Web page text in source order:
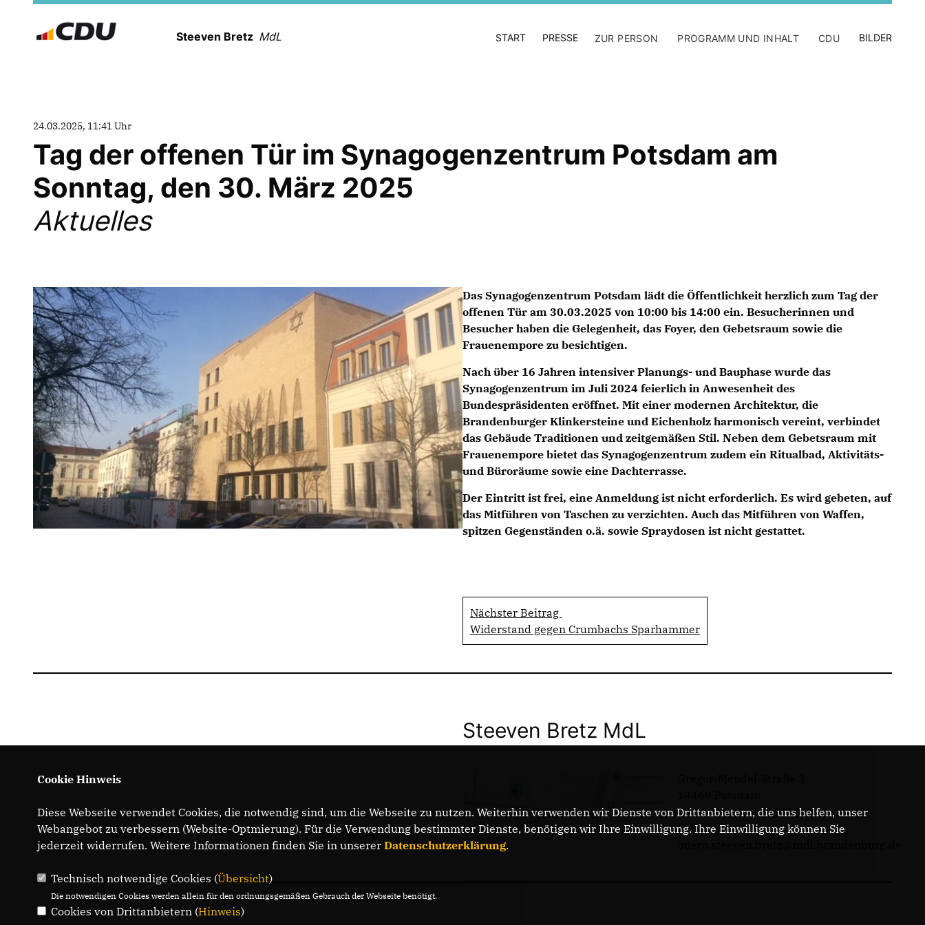
Steeven Bretz MdL START PRESSE ZUR PERSON PROGRAMM UND INHALT CDU BILDER
24.03.2025, 11:41 Uhr
Tag der offenen Tür im Synagogenzentrum Potsdam am
Sonntag, den 30. März 2025
Aktuelles
Das Synagogenzentrum Potsdam lädt die Öffentlichkeit herzlich zum Tag der
offenen Tür am 30.03.2025 von 10:00 bis 14:00 ein. Besucherinnen und
Besucher haben die Gelegenheit, das Foyer, den Gebetsraum sowie die
Frauenempore zu besichtigen.
Nach über 16 Jahren intensiver Planungs- und Bauphase wurde das
Synagogenzentrum im Juli 2024 feierlich in Anwesenheit des
Bundespräsidenten eröffnet. Mit einer modernen Architektur, die
Brandenburger Klinkersteine und Eichenholz harmonisch vereint, verbindet
das Gebäude Traditionen und zeitgemäßen Stil. Neben dem Gebetsraum mit
Frauenempore bietet das Synagogenzentrum zudem ein Ritualbad, Aktivitäts-
und Büroräume sowie eine Dachterrasse.
Der Eintritt ist frei, eine Anmeldung ist nicht erforderlich. Es wird gebeten, auf
das Mitführen von Taschen zu verzichten. Auch das Mitführen von Waffen,
spitzen Gegenständen o.ä. sowie Spraydosen ist nicht gestattet.
Nächster Beitrag
Widerstand gegen Crumbachs Sparhammer
IMPRESSUM DATENSCHUTZ
Steeven Bretz MdL
Telefon: 0331 - 20085713
E-Mail:
Cookie Hinweis
Diese Webseite verwendet Cookies, die notwendig sind, um die Webseite zu nutzen. Weiterhin verwenden wir Dienste von Drittanbietern, die uns helfen, unser
Webangebot zu verbessern (Website-Optmierung). Für die Verwendung bestimmter Dienste, benötigen wir Ihre Einwilligung. Ihre Einwilligung können Sie
jederzeit widerrufen. Weitere Informationen finden Sie in unserer Datenschutzerklärung.
Technisch notwendige Cookies (Übersicht)
Die notwendigen Cookies werden allein für den ordnungsgemäßen Gebrauch der Webseite benötigt.
Cookies von Drittanbietern (Hinweis)